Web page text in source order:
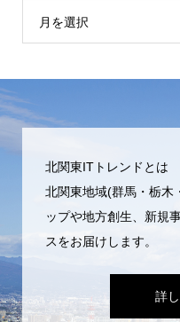
月を選択
北関東ITトレンドとは
北関東地域(群馬・栃木
ップや地方創生、新規
スをお届けします。
詳